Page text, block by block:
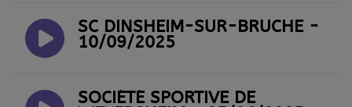
SC DINSHEIM-SUR-BRUCHE -
10/09/2025
SOCIÉTÉ SPORTIVE DE